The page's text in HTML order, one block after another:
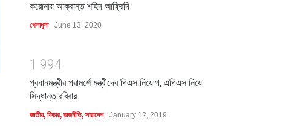
করোনায় আক্রান্ত শহিদ আফ্রিদি
খেলাধুলা June 13, 2020
1 994
প্রধানমন্ত্রীর পরামর্শে মন্ত্রীদের পিএস নিয়োগ, এপিএস নিয়ে
সিদ্ধান্ত রবিবার
জাতীয়, ফিচার, রাজনীতি, সারাদেশ January 12, 2019